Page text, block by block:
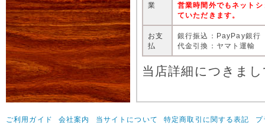
業
営業時間外でもネット
ていただきます。
お支
払
銀行振込：PayPay銀行
代金引換：ヤマト運輸
当店詳細につきま
ご利用ガイド 会社案内 当サイトについて 特定商取引に関する表記 プ